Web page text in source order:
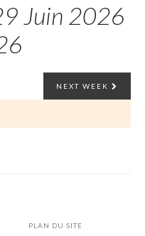
Juin 2026
NEXT WEEK
PLAN DU SITE